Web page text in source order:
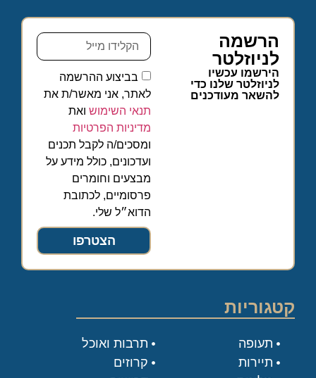
הרשמה
לניוזלטר
הירשמו עכשיו
לניוזלטר שלנו כדי
להשאר מעודכנים
בביצוע ההרשמה
לאתר, אני מאשר/ת את
תנאי השימושואת
מדיניות הפרטיות
ומסכים/ה לקבל תכנים
ועדכונים, כולל מידע על
מבצעים וחומרים
פרסומיים, לכתובת
הדוא״ל שלי.
הצטרפו
קטגוריות
תעופה
תיירות
תרבות ואוכל
קרוזים